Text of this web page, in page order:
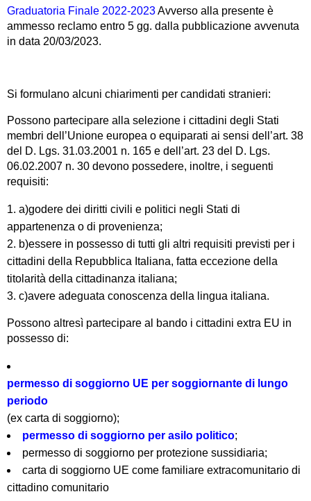
Graduatoria Finale 2022-2023Avverso alla presente è
ammesso reclamo entro 5 gg. dalla pubblicazione avvenuta
in data 20/03/2023.
Si formulano alcuni chiarimenti per candidati stranieri:
Possono partecipare alla selezione i cittadini degli Stati
membri dell’Unione europea o equiparati ai sensi dell’art. 38
del D. Lgs. 31.03.2001 n. 165 e dell’art. 23 del D. Lgs.
06.02.2007 n. 30 devono possedere, inoltre, i seguenti
requisiti:
a)godere dei diritti civili e politici negli Stati di
appartenenza o di provenienza;
b)essere in possesso di tutti gli altri requisiti previsti per i
cittadini della Repubblica Italiana, fatta eccezione della
titolarità della cittadinanza italiana;
c)avere adeguata conoscenza della lingua italiana.
Possono altresì partecipare al bando i cittadini extra EU in
possesso di:
permesso di soggiorno UE per soggiornante di lungo
periodo
(ex carta di soggiorno);
permesso di soggiorno per asilo politico;
permesso di soggiorno per protezione sussidiaria;
carta di soggiorno UE come familiare extracomunitario di
cittadino comunitario